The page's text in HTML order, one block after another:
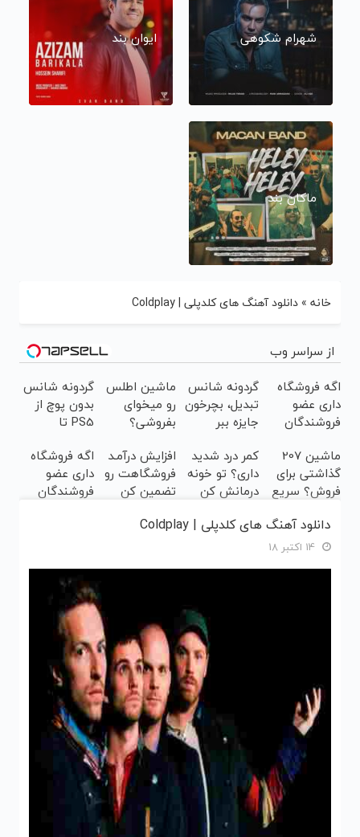
شهرام شکوهی ایوان بند
ماکان بند
خانه » دانلود آهنگ های کلدپلی | Coldplay
از سراسر وب
اگه فروشگاه
داری عضو
فروشندگان
3 میلیارد وام
بگیر
گردونه شانس
تبدیل، بچرخون
جایزه ببر
ماشین اطلس
رو میخوای
بفروشی؟
آگهی و در چند
ساعت
بفروشش
گردونه شانس
بدون پوچ از
PS5 تا
بیت کوین 🔥
ماشین 207
گذاشتی برای
فروش؟ سریع
بفروش
کمر درد شدید
داری؟ تو خونه
درمانش کن
رو پرکن)
افزایش درآمـد
فروشگاهت رو
تضمین کن
اگه فروشگاه
داری عضو
فروشندگان
دانلود آهنگ های کلدپلی | Coldplay